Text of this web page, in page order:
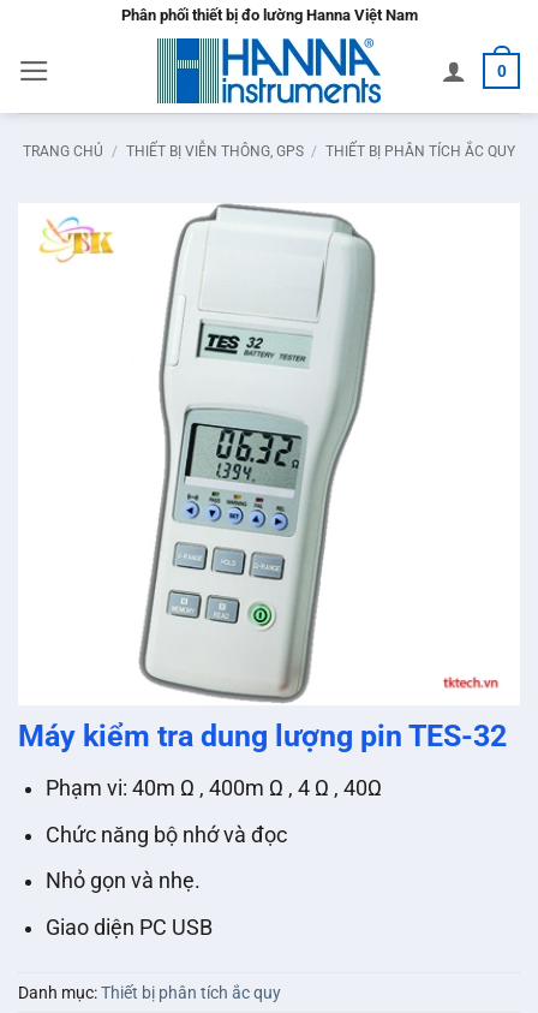
nội
dung
Phân phối thiết bị đo lường Hanna Việt Nam
0
TRANG CHỦ / THIẾT BỊ VIỄN THÔNG, GPS / THIẾT BỊ PHÂN TÍCH ẮC QUY
Máy kiểm tra dung lượng pin TES-32
Phạm vi: 40m Ω , 400m Ω , 4 Ω , 40Ω
Chức năng bộ nhớ và đọc
Nhỏ gọn và nhẹ.
Giao diện PC USB
Danh mục:Thiết bị phân tích ắc quy